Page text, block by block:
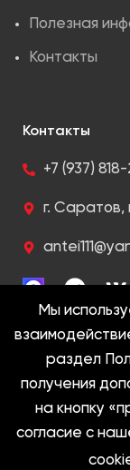
Полезная
Контакты
Контакты
+7 (937)
г.
2005-2022
Мы
раздел
получения
на кнопку
согласие с